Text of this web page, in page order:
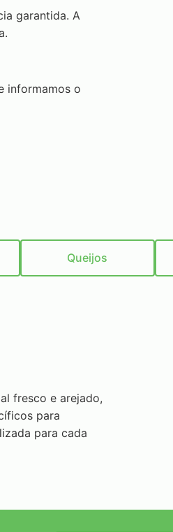
garantida. A
informamos o
Queijos
fresco e arejado,
para
para cada